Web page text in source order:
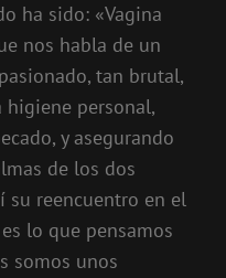
ha sido: «Vagina
nos habla de un
tan brutal,
personal,
y asegurando
de los dos
su reencuentro en el
lo que pensamos
somos unos